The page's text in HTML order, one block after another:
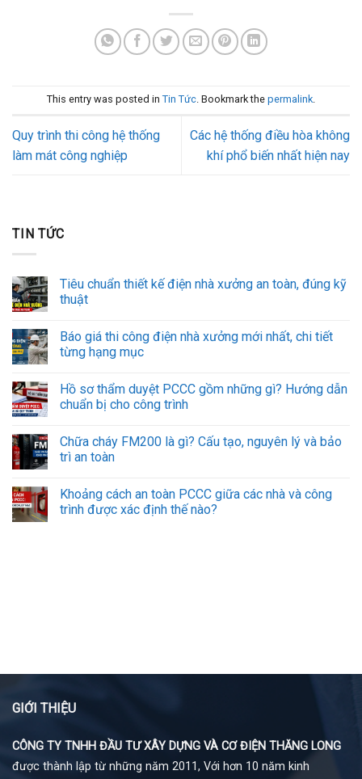
This entry was posted in Tin Tức. Bookmark the permalink.
Quy trình thi công hệ thống
làm mát công nghiệp
Các hệ thống điều hòa không
khí phổ biến nhất hiện nay
TIN TỨC
Tiêu chuẩn thiết kế điện nhà xưởng an toàn, đúng kỹ
thuật
Báo giá thi công điện nhà xưởng mới nhất, chi tiết
từng hạng mục
Hồ sơ thẩm duyệt PCCC gồm những gì? Hướng dẫn
chuẩn bị cho công trình
Chữa cháy FM200 là gì? Cấu tạo, nguyên lý và bảo
trì an toàn
Khoảng cách an toàn PCCC giữa các nhà và công
trình được xác định thế nào?
GIỚI THIỆU
CÔNG TY TNHH ĐẦU TƯ XÂY DỰNG VÀ CƠ ĐIỆN THĂNG LONG
được thành lập từ những năm 2011, Với hơn 10 năm kinh